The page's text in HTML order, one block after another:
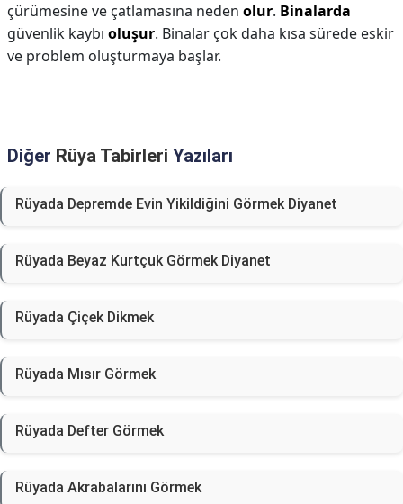
çürümesine ve çatlamasına neden olur. Binalarda
güvenlik kaybı oluşur. Binalar çok daha kısa sürede eskir
ve problem oluşturmaya başlar.
Diğer Rüya Tabirleri Yazıları
Rüyada Depremde Evin Yikildiğini Görmek Diyanet
Rüyada Beyaz Kurtçuk Görmek Diyanet
Rüyada Çiçek Dikmek
Rüyada Mısır Görmek
Rüyada Defter Görmek
Rüyada Akrabalarını Görmek